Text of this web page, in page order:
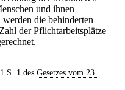
und ihnen
die behinderten
der Pflichtarbeitsplätze
S. 1 des Gesetzes vom 23.